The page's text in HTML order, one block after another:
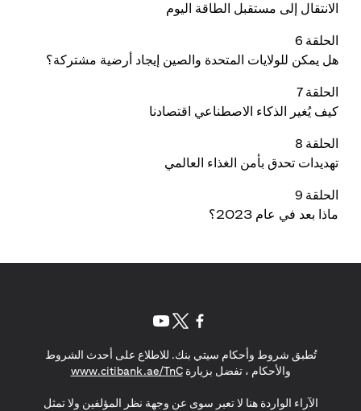
الانتقال إلى مستقبل الطاقة اليوم
الحلقة 6
هل يمكن للولايات المتحدة والصين إيجاد أرضية مشتركة؟
الحلقة 7
كيف يُغير الذكاء الاصطناعي اقتصادنا
الحلقة 8
تهديدات تحدق بأمن الغذاء العالمي
الحلقة 9
ماذا بعد في عام 2023؟
تُطبق شروط وأحكام سيتي بنك. للاطلاع على أحدث الشروط
والأحكام ، تفضل بزيارةwww.citibank.ae/TnC
(opens in a new tab)
الآراء الواردة هنا لا تعبر سوى عن وجهة نظر المؤلفين ولا تمثل